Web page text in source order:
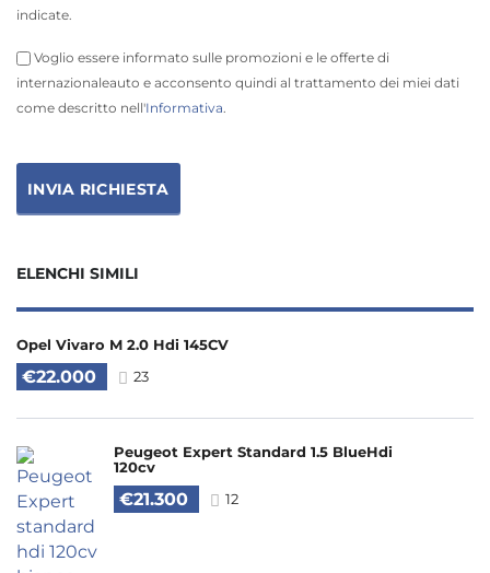
indicate.
Voglio essere informato sulle promozioni e le offerte di
internazionaleauto e acconsento quindi al trattamento dei miei dati
come descritto nell'Informativa.
ELENCHI SIMILI
Opel Vivaro M 2.0 Hdi 145CV
€22.000 23
Peugeot Expert Standard 1.5 BlueHdi
120cv
€21.300 12